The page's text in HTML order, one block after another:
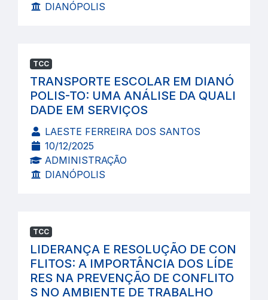
DIANÓPOLIS
TCC
TRANSPORTE ESCOLAR EM DIANÓ
POLIS-TO: UMA ANÁLISE DA QUALI
DADE EM SERVIÇOS
LAESTE FERREIRA DOS SANTOS
10/12/2025
ADMINISTRAÇÃO
DIANÓPOLIS
TCC
LIDERANÇA E RESOLUÇÃO DE CON
FLITOS: A IMPORTÂNCIA DOS LÍDE
RES NA PREVENÇÃO DE CONFLITO
S NO AMBIENTE DE TRABALHO